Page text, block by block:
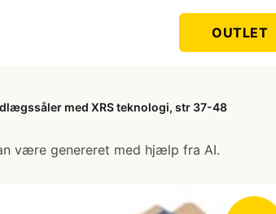
OUTLET
med XRS teknologi, str 37-48
være genereret med hjælp fra AI.